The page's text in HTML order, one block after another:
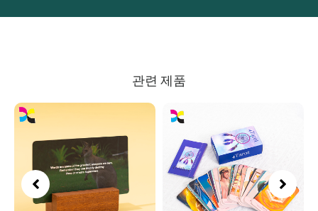
관련 제품